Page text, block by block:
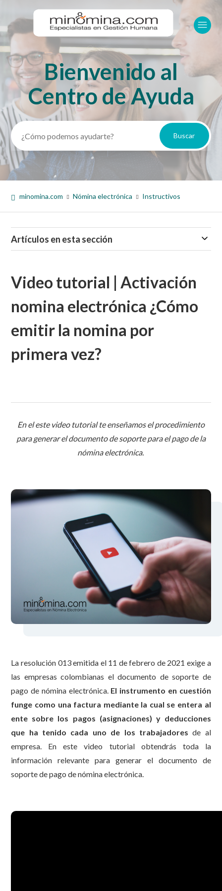
BúsquedaBienvenido al
Centro de Ayuda
minomina.com Nómina electrónica Instructivos
Artículos en esta sección
Video tutorial | Activación
nomina electrónica ¿Cómo
emitir la nomina por
primera vez?
En el este video tutorial te enseñamos el procedimiento
para generar el documento de soporte para el pago de la
nómina electrónica.
La resolución 013 emitida el 11 de febrero de 2021 exige a
las empresas colombianas el documento de soporte de
pago de nómina electrónica. El instrumento en cuestión
funge como una factura mediante la cual se entera al
ente sobre los pagos (asignaciones) y deducciones
que ha tenido cada uno de los trabajadores de al
empresa. En este video tutorial obtendrás toda la
información relevante para generar el documento de
soporte de pago de nómina electrónica.